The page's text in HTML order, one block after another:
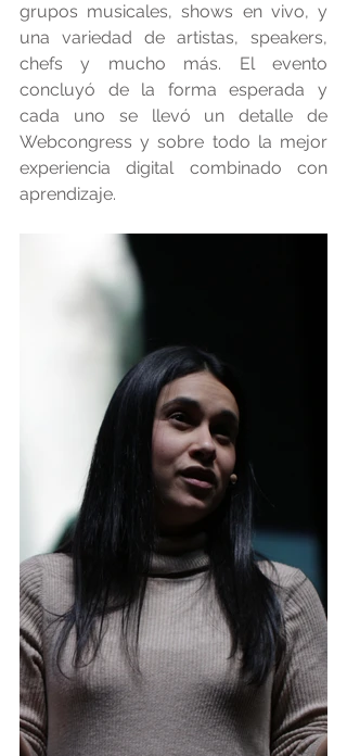
grupos musicales, shows en vivo, y
una variedad de artistas, speakers,
chefs y mucho más. El evento
concluyó de la forma esperada y
cada uno se llevó un detalle de
Webcongress y sobre todo la mejor
experiencia digital combinado con
aprendizaje.